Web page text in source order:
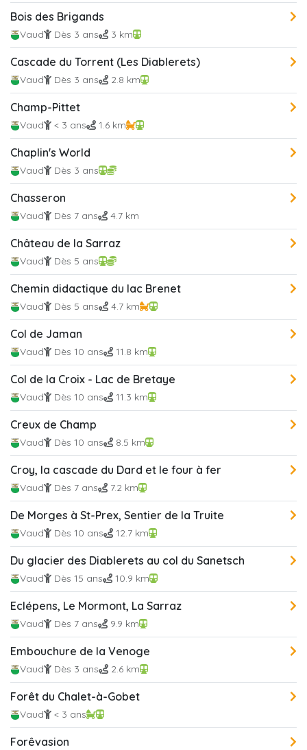
Bois des Brigands
Vaud Dès 3 ans 3 km
Cascade du Torrent (Les Diablerets)
Vaud Dès 3 ans 2.8 km
Champ-Pittet
Vaud < 3 ans 1.6 km
Chaplin's World
Vaud Dès 3 ans
Chasseron
Vaud Dès 7 ans 4.7 km
Château de la Sarraz
Vaud Dès 5 ans
Chemin didactique du lac Brenet
Vaud Dès 5 ans 4.7 km
Col de Jaman
Vaud Dès 10 ans 11.8 km
Col de la Croix - Lac de Bretaye
Vaud Dès 10 ans 11.3 km
Creux de Champ
Vaud Dès 10 ans 8.5 km
Croy, la cascade du Dard et le four à fer
Vaud Dès 7 ans 7.2 km
De Morges à St-Prex, Sentier de la Truite
Vaud Dès 10 ans 12.7 km
Du glacier des Diablerets au col du Sanetsch
Vaud Dès 15 ans 10.9 km
Eclépens, Le Mormont, La Sarraz
Vaud Dès 7 ans 9.9 km
Embouchure de la Venoge
Vaud Dès 3 ans 2.6 km
Forêt du Chalet-à-Gobet
Vaud < 3 ans
Forêvasion